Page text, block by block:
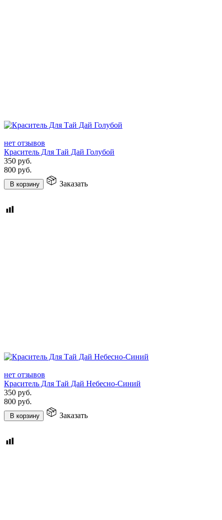
нет отзывов
Краситель Для Тай Дай Голубой
350 руб.
800 руб.
В корзину Заказать
нет отзывов
Краситель Для Тай Дай Небесно-Синий
350 руб.
800 руб.
В корзину Заказать